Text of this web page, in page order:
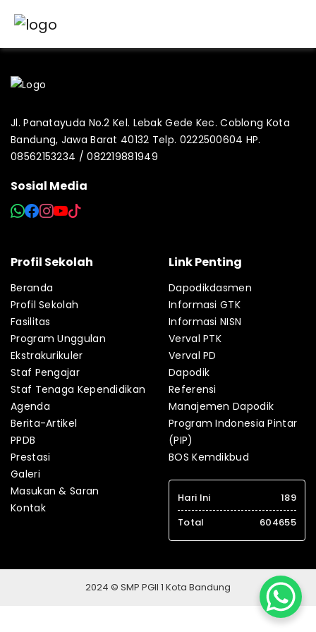
Jl. Panatayuda No.2 Kel. Lebak Gede Kec. Coblong Kota
Bandung, Jawa Barat 40132 Telp. 0222500604 HP.
08562153234 / 082219881949
Sosial Media
Profil Sekolah
Beranda
Profil Sekolah
Fasilitas
Program Unggulan
Ekstrakurikuler
Staf Pengajar
Staf Tenaga Kependidikan
Agenda
Berita-Artikel
PPDB
Prestasi
Galeri
Masukan & Saran
Kontak
Link Penting
Dapodikdasmen
Informasi GTK
Informasi NISN
Verval PTK
Verval PD
Dapodik
Referensi
Manajemen Dapodik
Program Indonesia Pintar
(PIP)
BOS Kemdikbud
Hari Ini
189
Total
604655
2024 © SMP PGII 1 Kota Bandung